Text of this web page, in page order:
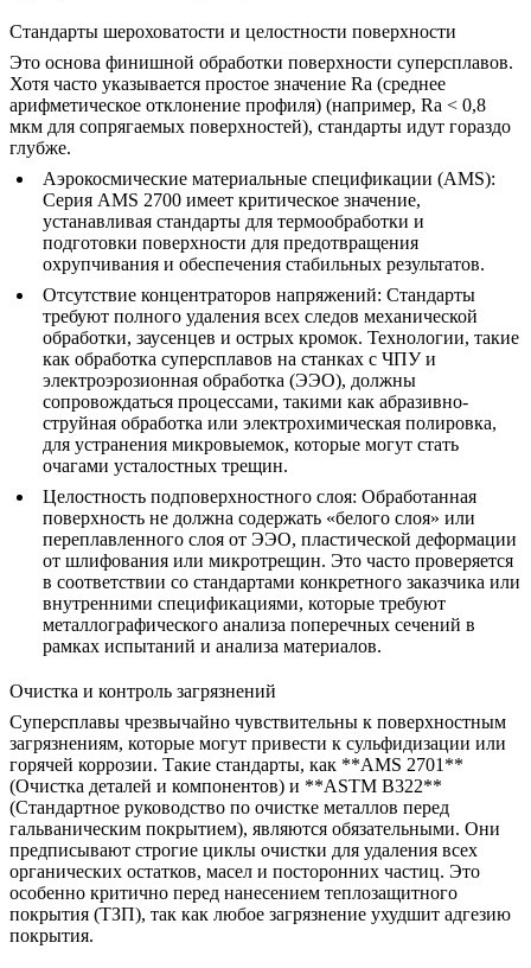
Стандарты шероховатости и целостности поверхности
Это основа финишной обработки поверхности суперсплавов.
Хотя часто указывается простое значение Ra (среднее
арифметическое отклонение профиля) (например, Ra < 0,8
мкм для сопрягаемых поверхностей), стандарты идут гораздо
глубже.
Аэрокосмические материальные спецификации (AMS):
Серия AMS 2700 имеет критическое значение,
устанавливая стандарты для термообработки и
подготовки поверхности для предотвращения
охрупчивания и обеспечения стабильных результатов.
Отсутствие концентраторов напряжений: Стандарты
требуют полного удаления всех следов механической
обработки, заусенцев и острых кромок. Технологии, такие
как обработка суперсплавов на станках с ЧПУи
электроэрозионная обработка (ЭЭО), должны
сопровождаться процессами, такими как абразивно-
струйная обработка или электрохимическая полировка,
для устранения микровыемок, которые могут стать
очагами усталостных трещин.
Целостность подповерхностного слоя: Обработанная
поверхность не должна содержать «белого слоя» или
переплавленного слоя от ЭЭО, пластической деформации
от шлифования или микротрещин. Это часто проверяется
в соответствии со стандартами конкретного заказчика или
внутренними спецификациями, которые требуют
металлографического анализа поперечных сечений в
рамках испытаний и анализа материалов.
Очистка и контроль загрязнений
Суперсплавы чрезвычайно чувствительны к поверхностным
загрязнениям, которые могут привести к сульфидизации или
горячей коррозии. Такие стандарты, как **AMS 2701**
(Очистка деталей и компонентов) и **ASTM B322**
(Стандартное руководство по очистке металлов перед
гальваническим покрытием), являются обязательными. Они
предписывают строгие циклы очистки для удаления всех
органических остатков, масел и посторонних частиц. Это
особенно критично перед нанесением теплозащитного
покрытия (ТЗП), так как любое загрязнение ухудшит адгезию
покрытия.